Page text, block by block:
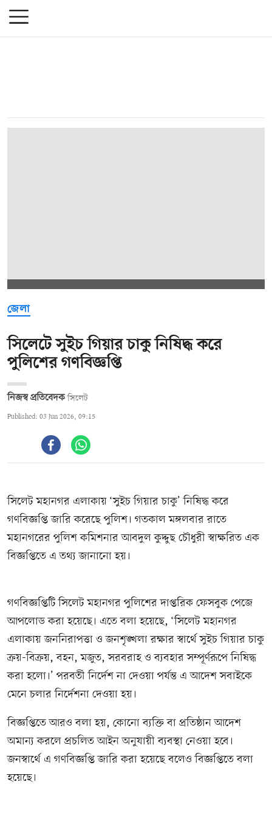
জেলা
সিলেটে সুইচ গিয়ার চাকু নিষিদ্ধ করে
পুলিশের গণবিজ্ঞপ্তি
নিজস্ব প্রতিবেদক সিলেট
Published: 03 Jun 2026, 09:15
সিলেট মহানগর এলাকায় ‘সুইচ গিয়ার চাকু’ নিষিদ্ধ করে
গণবিজ্ঞপ্তি জারি করেছে পুলিশ। গতকাল মঙ্গলবার রাতে
মহানগরের পুলিশ কমিশনার আবদুল কুদ্দুছ চৌধুরী স্বাক্ষরিত এক
বিজ্ঞপ্তিতে এ তথ্য জানানো হয়।
গণবিজ্ঞপ্তিটি সিলেট মহানগর পুলিশের দাপ্তরিক ফেসবুক পেজে
আপলোড করা হয়েছে। এতে বলা হয়েছে, ‘সিলেট মহানগর
এলাকায় জননিরাপত্তা ও জনশৃঙ্খলা রক্ষার স্বার্থে সুইচ গিয়ার চাকু
ক্রয়-বিক্রয়, বহন, মজুত, সরবরাহ ও ব্যবহার সম্পূর্ণরূপে নিষিদ্ধ
করা হলো।’ পরবর্তী নির্দেশ না দেওয়া পর্যন্ত এ আদেশ সবাইকে
মেনে চলার নির্দেশনা দেওয়া হয়।
বিজ্ঞপ্তিতে আরও বলা হয়, কোনো ব্যক্তি বা প্রতিষ্ঠান আদেশ
অমান্য করলে প্রচলিত আইন অনুযায়ী ব্যবস্থা নেওয়া হবে।
জনস্বার্থে এ গণবিজ্ঞপ্তি জারি করা হয়েছে বলেও বিজ্ঞপ্তিতে বলা
হয়েছে।